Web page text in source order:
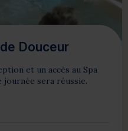
Douceur
et un accès au Spa
journée sera réussie.